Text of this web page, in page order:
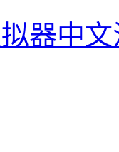
器中